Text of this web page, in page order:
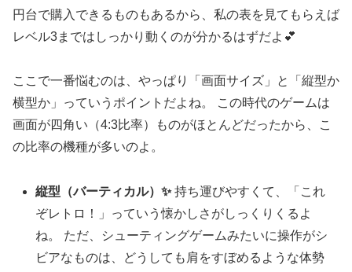
円台で購入できるものもあるから、私の表を見てもらえば
レベル3まではしっかり動くのが分かるはずだよ💕
ここで一番悩むのは、やっぱり「画面サイズ」と「縦型か
横型か」っていうポイントだよね。 この時代のゲームは
画面が四角い（4:3比率）ものがほとんどだったから、こ
の比率の機種が多いのよ。
縦型（バーティカル）✨持ち運びやすくて、「これ
ぞレトロ！」っていう懐かしさがしっくりくるよ
ね。 ただ、シューティングゲームみたいに操作がシ
ビアなものは、どうしても肩をすぼめるような体勢